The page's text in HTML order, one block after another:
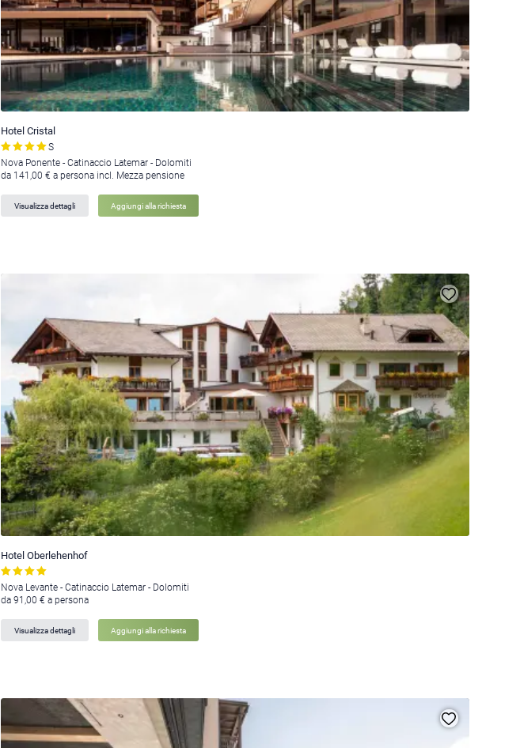
Hotel Cristal
S
Nova Ponente - Catinaccio Latemar - Dolomiti
da 141,00 € a persona incl. Mezza pensione
Visualizza dettagli Aggiungi alla richiesta
Hotel Oberlehenhof
Nova Levante - Catinaccio Latemar - Dolomiti
da 91,00 € a persona
Visualizza dettagli Aggiungi alla richiesta